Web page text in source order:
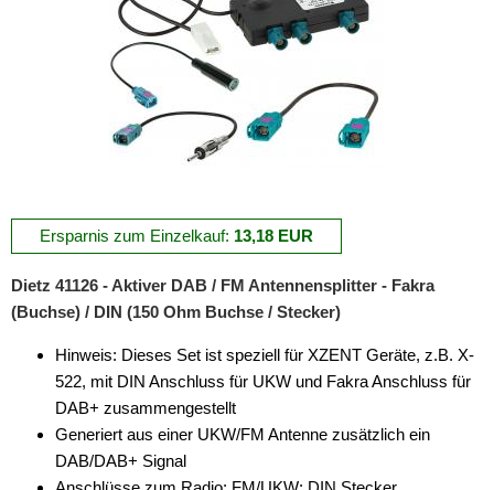
Ersparnis zum Einzelkauf: 13,18 EUR
Dietz 41126 - Aktiver DAB / FM Antennensplitter - Fakra
(Buchse) / DIN (150 Ohm Buchse / Stecker)
Hinweis: Dieses Set ist speziell für XZENT Geräte, z.B. X-
522, mit DIN Anschluss für UKW und Fakra Anschluss für
DAB+ zusammengestellt
Generiert aus einer UKW/FM Antenne zusätzlich ein
DAB/DAB+ Signal